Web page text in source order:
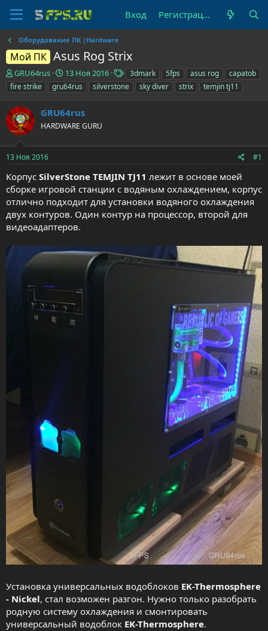
Вход Регистрация
Оборудование ПК |Hardware
Мой ПК Asus Rog Strix
А
в
т
о
р
т
е
м
ы
GRU64rus
Д
а
т
н
а
а
13 Ноя 2016
Т
е
г
3dmark 5fps asus rog
capatob
fire strike
gru64rus silverstone sky diver strix temjin tj11
GRU64rus
HARDWARE GURU
13 Ноя 2016 #1
Корпус SilverStone TEMJIN TJ11 лежит в основе моей
сборке игровой станции с водяным охлаждением, корпус
отлично подходит для установки водяного охлаждения
двух контуров. Один контур на процессор, второй для
видеоадаптеров.
Установка универсальных водоблоков EK-Thermosphere
- Nickel, стал возможен разгон. Нужно только разобрать
родную систему охлаждения и смонтировать
универсальный водоблок EK-Thermosphere.